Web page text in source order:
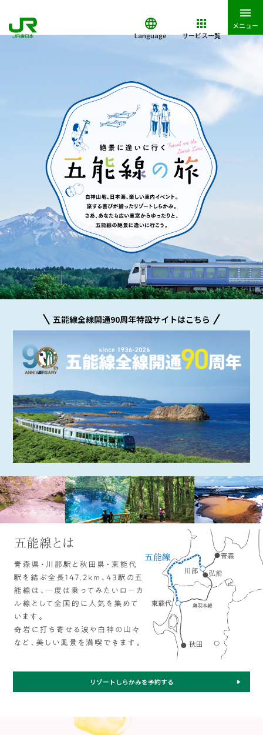
Language サービス一覧
メニュー
五能線全線開通90周年特設サイトはこちら
リゾートしらかみを予約する